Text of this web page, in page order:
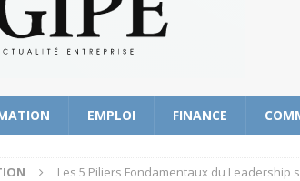
EMPLOI FINANCE
Les 5 Piliers Fondamentaux du Leadership